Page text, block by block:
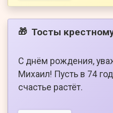
🎁 Тосты
С днём рождения,
Михаил! Пусть в 74
счастье растёт.